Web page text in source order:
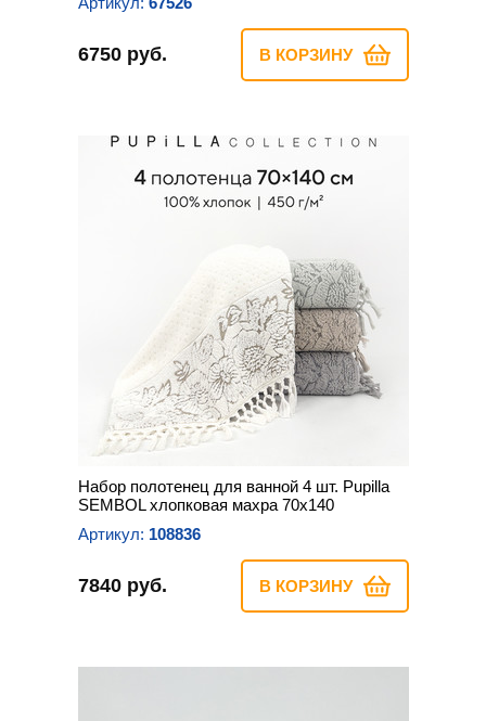
6750 руб. В КОРЗИНУ
Набор полотенец для ванной 4 шт. Pupilla
SEMBOL хлопковая махра 70х140
Артикул: 108836
7840 руб. В КОРЗИНУ